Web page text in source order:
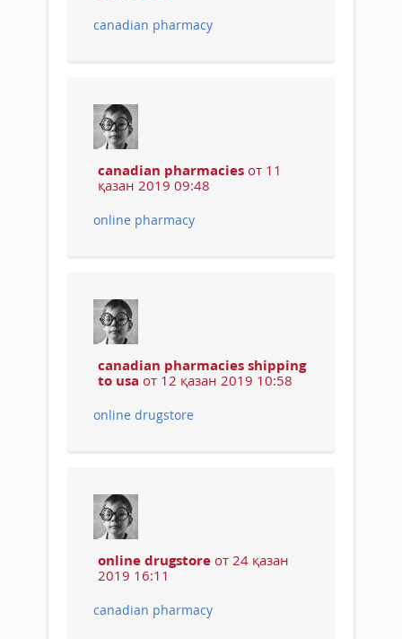
canadian pharmacy
canadian pharmacies от 11
қазан 2019 09:48
online pharmacy
canadian pharmacies shipping
to usa от 12 қазан 2019 10:58
online drugstore
online drugstore от 24 қазан
2019 16:11
canadian pharmacy